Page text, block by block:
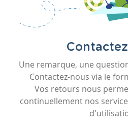
Une remarque, une
Contactez-nous via le
Vos retours nous
continuellement nos